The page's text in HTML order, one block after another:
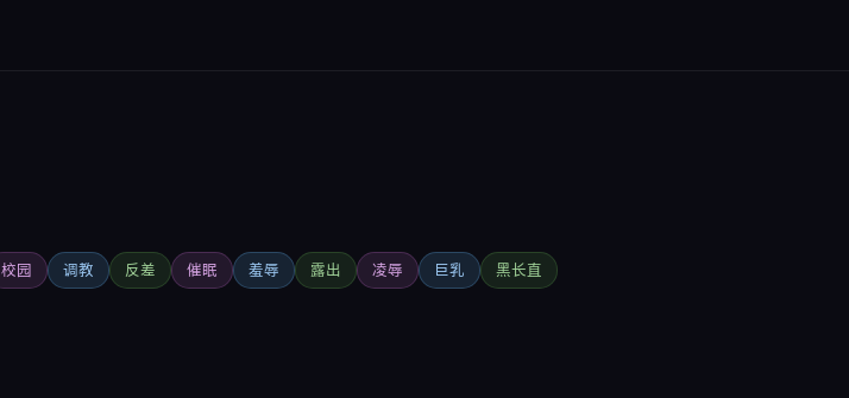
校园 调教 反差 催眠 羞辱 露出 凌辱 巨乳 黑长直